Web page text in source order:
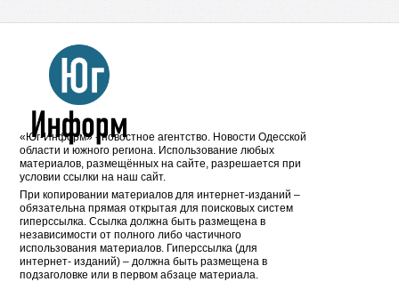
«Юг-Информ» - новостное агентство. Новости Одесской
области и южного региона. Использование любых
материалов, размещённых на сайте, разрешается при
условии ссылки на наш сайт.
При копировании материалов для интернет-изданий –
обязательна прямая открытая для поисковых систем
гиперссылка. Ссылка должна быть размещена в
независимости от полного либо частичного
использования материалов. Гиперссылка (для
интернет- изданий) – должна быть размещена в
подзаголовке или в первом абзаце материала.